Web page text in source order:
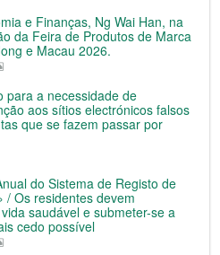
e Finanças, Ng Wai Han, na
da Feira de Produtos de Marca
e Macau 2026.
para a necessidade de
aos sítios electrónicos falsos
que se fazem passar por
do Sistema de Registo de
/ Os residentes devem
saudável e submeter-se a
cedo possível